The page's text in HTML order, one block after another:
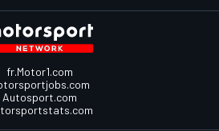
fr.Motor1.com
Autosport.com